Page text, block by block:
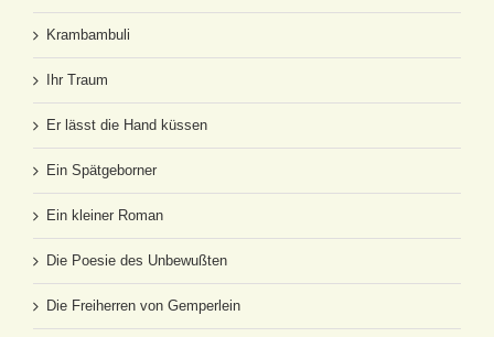
Krambambuli
Ihr Traum
Er lässt die Hand küssen
Ein Spätgeborner
Ein kleiner Roman
Die Poesie des Unbewußten
Die Freiherren von Gemperlein